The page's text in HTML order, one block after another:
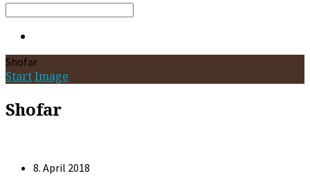
Search
Shofar
StartImage
Shofar
8. April 2018